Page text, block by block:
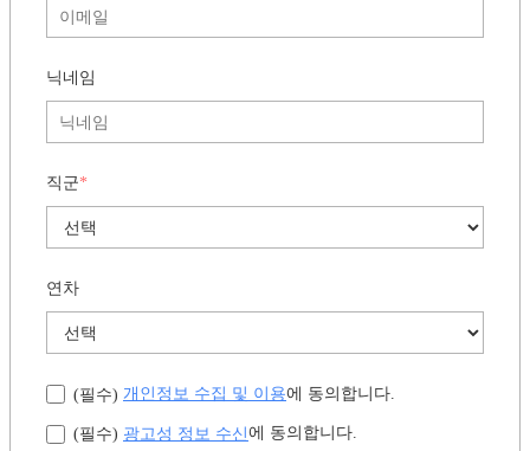
닉네임
직군*
연차
(필수) 개인정보 수집 및 이용에 동의합니다.
(필수) 광고성 정보 수신에 동의합니다.